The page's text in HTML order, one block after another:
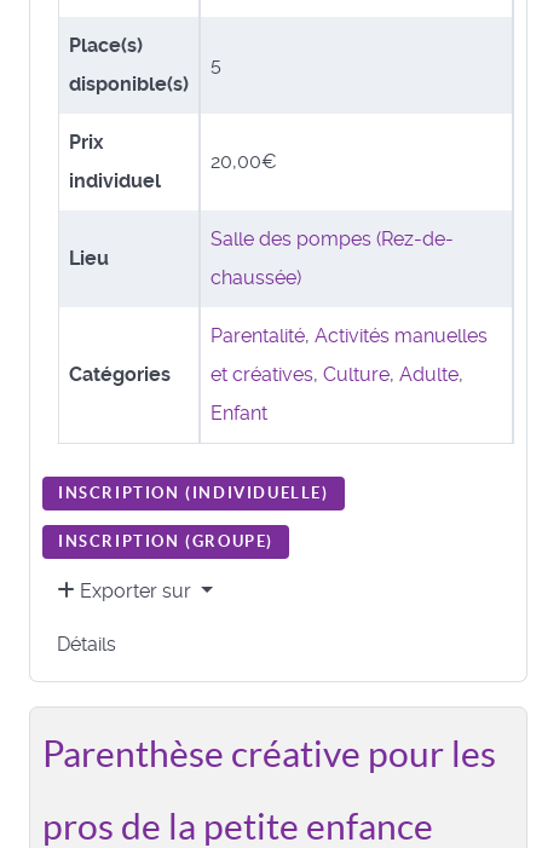
Place(s)
disponible(s)
5
Prix
individuel
20,00€
Lieu
Salle des pompes (Rez-de-
chaussée)
Catégories
Parentalité, Activités manuelles
et créatives, Culture, Adulte,
Enfant
INSCRIPTION ( INDIVIDUELLE)
INSCRIPTION (GROUPE)
Exporter sur
Détails
Parenthèse créative pour les
pros de la petite enfance